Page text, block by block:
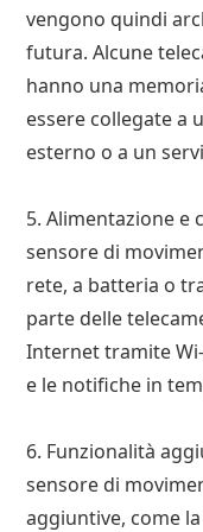
vengono quindi
futura. Alcune
hanno una
essere collegate a
esterno o a un
5. Alimentazione e
sensore di
rete, a batteria o
parte delle
Internet tramite
e le notifiche in
6. Funzionalità
sensore di
aggiuntive, come